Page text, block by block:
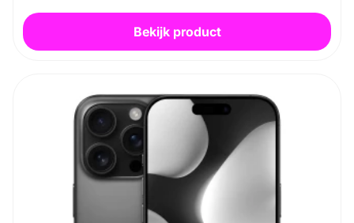
Bekijk product